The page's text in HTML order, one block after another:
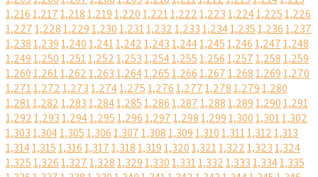
1,2161,2171,2181,2191,2201,2211,2221,2231,2241,2251,226
1,2271,2281,2291,2301,2311,2321,2331,2341,2351,2361,237
1,2381,2391,2401,2411,2421,2431,2441,2451,2461,2471,248
1,2491,2501,2511,2521,2531,2541,2551,2561,2571,2581,259
1,2601,2611,2621,2631,2641,2651,2661,2671,2681,2691,270
1,2711,2721,2731,2741,2751,2761,2771,2781,2791,280
1,2811,2821,2831,2841,2851,2861,2871,2881,2891,2901,291
1,2921,2931,2941,2951,2961,2971,2981,2991,3001,3011,302
1,3031,3041,3051,3061,3071,3081,3091,3101,3111,3121,313
1,3141,3151,3161,3171,3181,3191,3201,3211,3221,3231,324
1,3251,3261,3271,3281,3291,3301,3311,3321,3331,3341,335